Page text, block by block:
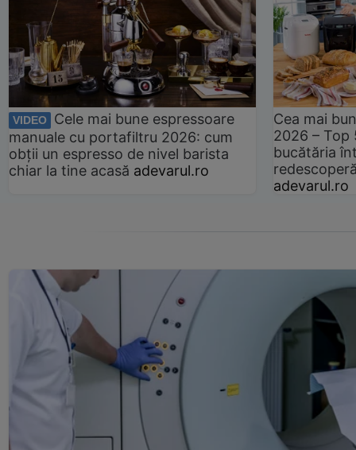
VIDEO
Cele mai bune espressoare
manuale cu portafiltru 2026: cum
obții un espresso de nivel barista
chiar la tine acasă adevarul.ro
Cea mai
2026 –
bucătăria
adevarul.ro